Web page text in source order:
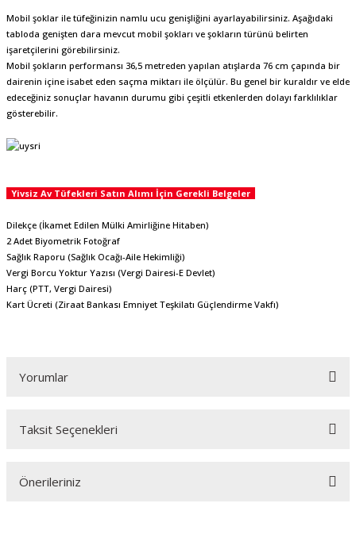
Mobil şoklar ile tüfeğinizin namlu ucu genişliğini ayarlayabilirsiniz. Aşağıdaki
tabloda genişten dara mevcut mobil şokları ve şokların türünü belirten
işaretçilerini görebilirsiniz.
Mobil şokların performansı 36,5 metreden yapılan atışlarda 76 cm çapında bir
dairenin içine isabet eden saçma miktarı ile ölçülür. Bu genel bir kuraldır ve elde
edeceğiniz sonuçlar havanın durumu gibi çeşitli etkenlerden dolayı farklılıklar
gösterebilir.
Yivsiz Av Tüfekleri Satın Alımı İçin Gerekli Belgeler
Dilekçe (İkamet Edilen Mülki Amirliğine Hitaben)
2 Adet Biyometrik Fotoğraf
Sağlık Raporu (Sağlık Ocağı-Aile Hekimliği)
Vergi Borcu Yoktur Yazısı (Vergi Dairesi-E Devlet)
Harç (PTT, Vergi Dairesi)
Kart Ücreti (Ziraat Bankası Emniyet Teşkilatı Güçlendirme Vakfı)
Yorumlar
Taksit Seçenekleri
Önerileriniz